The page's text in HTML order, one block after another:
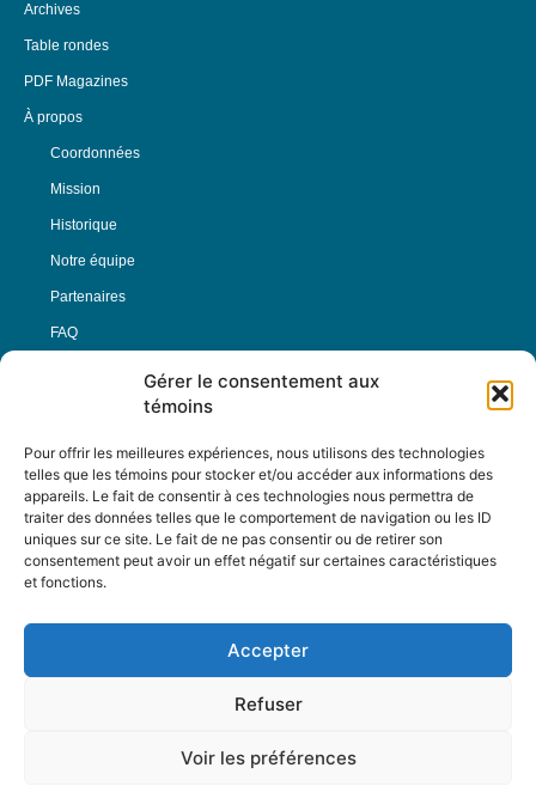
Gérer le consentement aux
témoins
Pour offrir les meilleures expériences, nous utilisons des technologies
telles que les témoins pour stocker et/ou accéder aux informations des
appareils. Le fait de consentir à ces technologies nous permettra de
traiter des données telles que le comportement de navigation ou les ID
uniques sur ce site. Le fait de ne pas consentir ou de retirer son
consentement peut avoir un effet négatif sur certaines caractéristiques
et fonctions.
Accepter
Refuser
Voir les préférences
Archives
Table rondes
PDF Magazines
À propos
Coordonnées
Mission
Historique
Notre équipe
Partenaires
FAQ
Nous Suivre
Contactez-nous :
12-3894 rue Sainte-Catherine Est,